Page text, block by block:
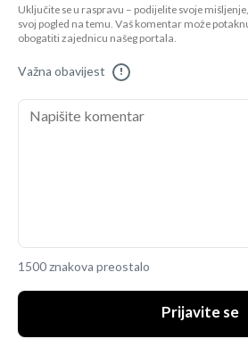
Uključite se u raspravu – podijelite svoje
svoj pogled na temu. Vaš komentar može
obogatiti zajednicu našeg portala.
Važna obavijest !
1500 znakova preostalo
Prijavite se